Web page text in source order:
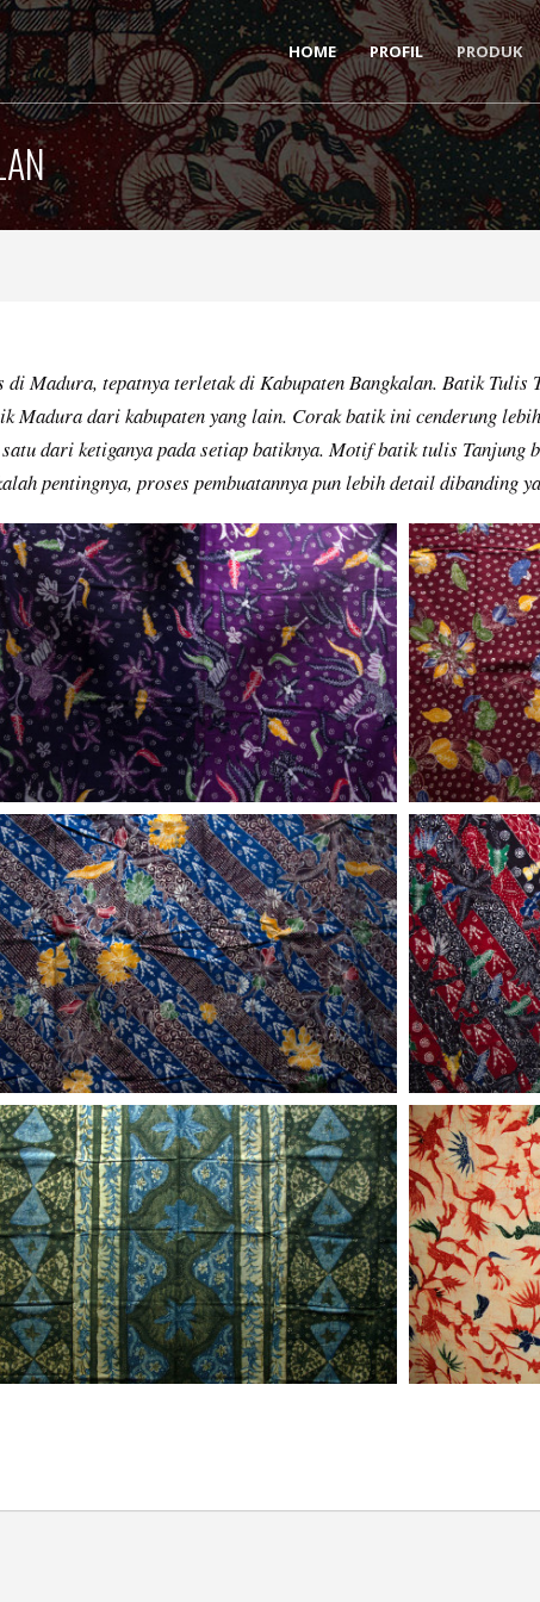
HOME PROFIL PRODUK
Madura, tepatnya terletak di Kabupaten Bangkalan. Batik Tulis
Madura dari kabupaten yang lain. Corak batik ini cenderung
dari ketiganya pada setiap batiknya. Motif batik tulis Tanjung
pentingnya, proses pembuatannya pun lebih detail dibanding